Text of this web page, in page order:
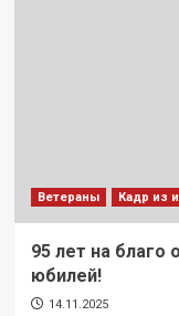
Ветераны Кадр из
95 лет на благо
юбилей!
14.11.2025